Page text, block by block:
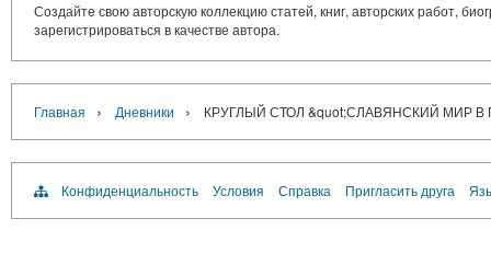
Создайте свою авторскую коллекцию статей, книг, авторских работ,
зарегистрироваться в качестве автора.
Главная › Дневники › КРУГЛЫЙ СТОЛ &quot;СЛАВЯНСКИЙ МИР В
Конфиденциальность Условия Справка Пригласить друга